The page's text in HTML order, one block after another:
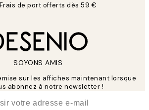
Frais de port offerts dès 59 €
SOYONS AMIS
sur les affiches maintenant lorsque
abonnez à notre newsletter !